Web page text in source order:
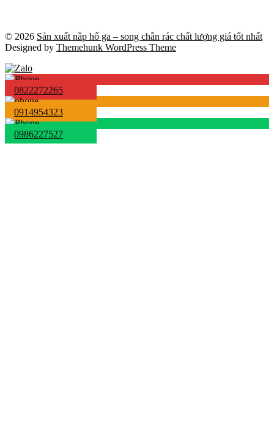
© 2026 Sản xuất nắp hố ga – song chắn rác chất lượng giá tốt nhất
Designed by Themehunk WordPress Theme
0822272265
0914954323
0986227527